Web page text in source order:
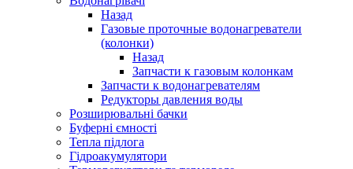
Назад
Газовые проточные водонагреватели
(колонки)
Назад
Запчасти к газовым колонкам
Запчасти к водонагревателям
Редукторы давления воды
Розширювальні бачки
Буферні ємності
Тепла підлога
Гідроакумулятори